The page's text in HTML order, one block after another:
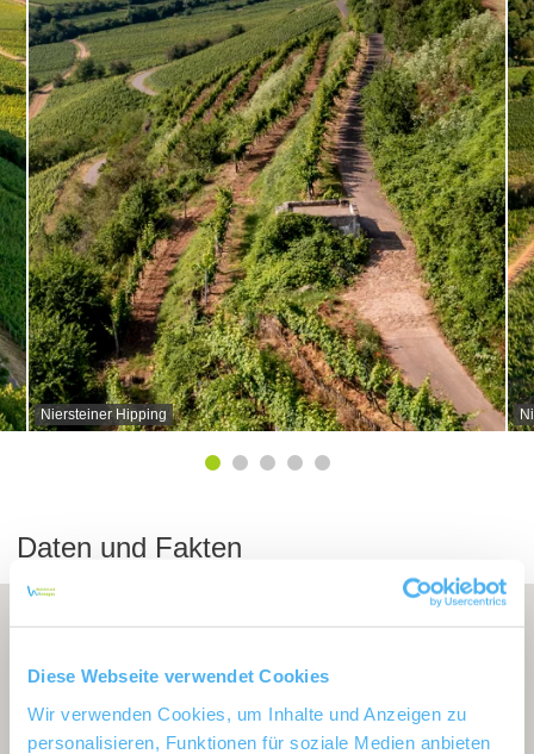
Diese Webseite verwendet Cookies
Wir verwenden Cookies, um Inhalte und Anzeigen zu
personalisieren, Funktionen für soziale Medien anbieten
Niersteiner Hipping
Daten und Fakten